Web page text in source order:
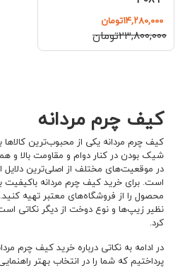
۱۴,۲۸۰,۰۰۰تومان
۲۳,۸۰۰,۰۰۰تومان
کیف چرم مردانه
کیف چرم مردانه یکی از محبوب‌ترین
شیک بودن در کنار دوام و مقاومت بالا و
در موقعیت‌های مختلف از اصلی‌ترین دلایل
است. برای خرید کیف چرم مردانه باکیفیت
محصول را از فروشگاه‌های معتبر تهیه
نظیر زیپ‌ها و نوع دوخت از دیگر نکاتی
کرد.
در ادامه به نکاتی درباره خرید کیف چرم
پرداختیم که شما را در انتخاب بهتر